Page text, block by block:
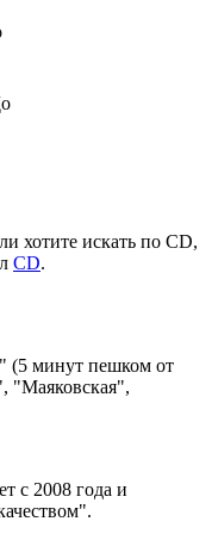
хотите искать по CD,
CD.
(5 минут пешком от
"Маяковская",
c 2008 года и